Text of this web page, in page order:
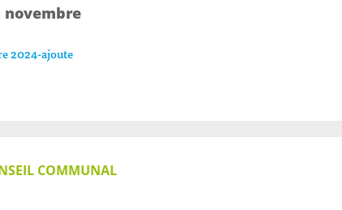
novembre
2024-ajoute
COMMUNAL